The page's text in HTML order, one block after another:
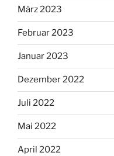
März 2023
Februar 2023
Januar 2023
Dezember 2022
Juli 2022
Mai 2022
April 2022